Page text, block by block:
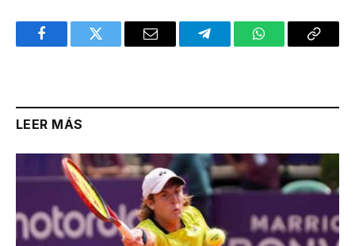
FacebookTwitter Email TelegramWhatsAppCopy
LEER MÁS